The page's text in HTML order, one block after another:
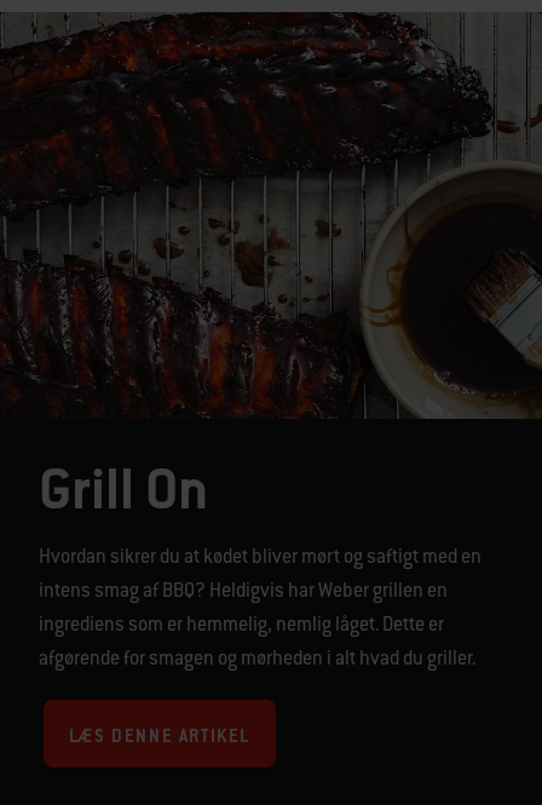
Grill On
Hvordan sikrer du at kødet bliver mørt og saftigt med en
intens smag af BBQ? Heldigvis har Weber grillen en
ingrediens som er hemmelig, nemlig låget. Dette er
afgørende for smagen og mørheden i alt hvad du griller.
LÆS DENNE ARTIKEL